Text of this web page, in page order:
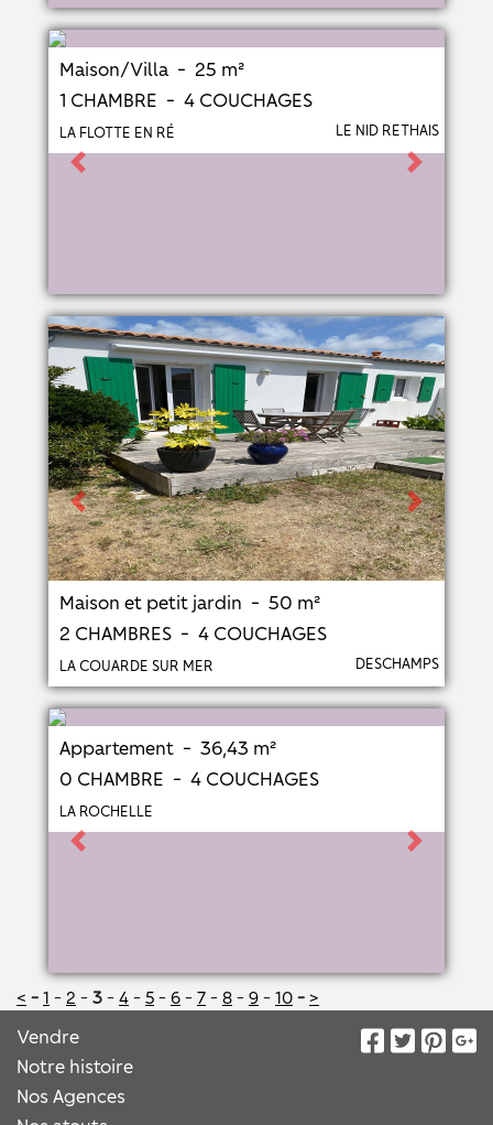
Maison/Villa - 25 m²
1 CHAMBRE - 4 COUCHAGES
LA FLOTTE EN RÉ LE NID RETHAIS
Previous Next
Maison et petit jardin - 50 m²
2 CHAMBRES - 4 COUCHAGES
LA COUARDE SUR MER DESCHAMPS
Previous Next
Appartement - 36,43 m²
0 CHAMBRE - 4 COUCHAGES
LA ROCHELLE
Previous Next
< - 1 - 2 - 3 - 4 - 5 - 6 - 7 - 8 - 9 - 10 - >
Vendre
Notre histoire
Nos Agences